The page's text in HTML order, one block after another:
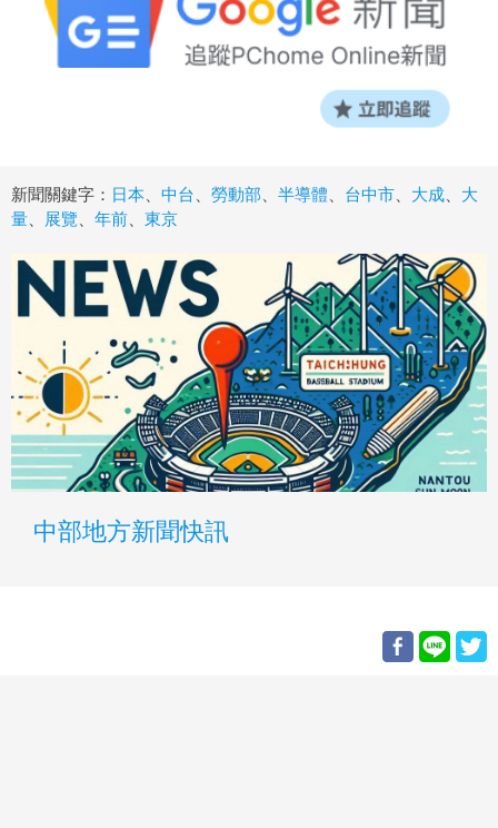
新聞關鍵字： 日本 中台 勞動部 半導體 台中市 大成
大
量
展覽 年前 東京
中部地方新聞快訊